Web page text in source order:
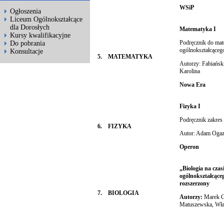
Ogłoszenia
Liceum Ogólnokształcące
dla Dorosłych
Kursy kwalifikacyjne
Do pobrania
Konsultacje
WSiP
5. MATEMATYKA
Matematyka I
Podręcznik do
Autorzy:
Karolina
Nowa Era
6. FIZYKA
Fizyka I
Podręcznik
Autor: Adam
Operon
7. BIOLOGIA
„Biologia na
rozszerzony
Autorzy: Marek
Matuszewska,